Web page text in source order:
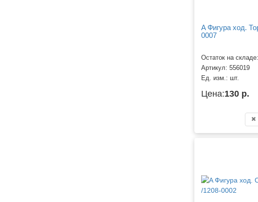
A Фигура ход.
0007
Остаток на
Артикул: 556019
Ед. изм.: шт.
Цена:130 р.